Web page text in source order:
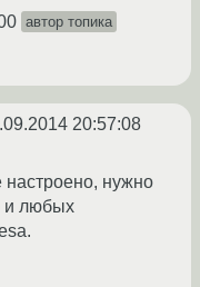
автор топика
20:57:08
настроено, нужно
и любых